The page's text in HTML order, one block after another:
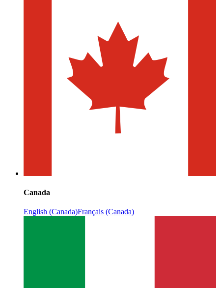
Canada
English (Canada)Français (Canada)